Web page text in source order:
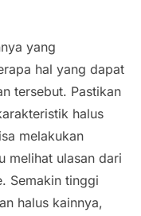
yang
hal yang dapat
tersebut. Pastikan
halus
melakukan
melihat ulasan dari
Semakin tinggi
halus kainnya,